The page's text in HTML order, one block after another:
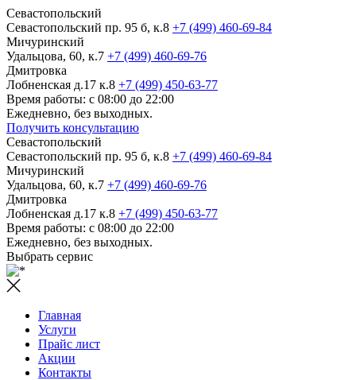
Севастопольский
Севастопольский пр. 95 б, к.8 +7 (499) 460-69-84
Мичуринский
Удальцова, 60, к.7 +7 (499) 460-69-76
Дмитровка
Лобненская д.17 к.8 +7 (499) 450-63-77
Время работы: с 08:00 до 22:00
Ежедневно, без выходных.
Получить консультацию
Севастопольский
Севастопольский пр. 95 б, к.8 +7 (499) 460-69-84
Мичуринский
Удальцова, 60, к.7 +7 (499) 460-69-76
Дмитровка
Лобненская д.17 к.8 +7 (499) 450-63-77
Время работы: с 08:00 до 22:00
Ежедневно, без выходных.
Выбрать сервис
Главная
Услуги
Прайс лист
Акции
Контакты